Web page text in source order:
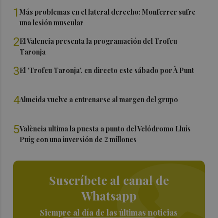
1Más problemas en el lateral derecho: Monferrer sufre
una lesión muscular
2El Valencia presenta la programación del Trofeu
Taronja
3El 'Trofeu Taronja', en directo este sábado por À Punt
4Almeida vuelve a entrenarse al margen del grupo
5València ultima la puesta a punto del Velódromo Lluís
Puig con una inversión de 2 millones
Suscríbete al canal de
Whatsapp
Siempre al día de las últimas noticias